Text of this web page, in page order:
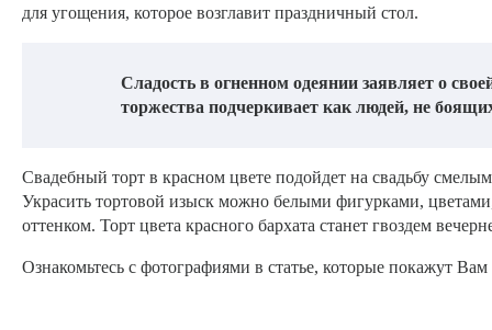
для угощения, которое возглавит праздничный стол.
Сладость в огненном одеянии заявляет о
торжества подчеркивает как людей, не
Свадебный торт в красном цвете подойдет на свадьбу
Украсить тортовой изыск можно белыми фигурками,
оттенком. Торт цвета красного бархата станет гвоздем
Ознакомьтесь с фотографиями в статье, которые покажут